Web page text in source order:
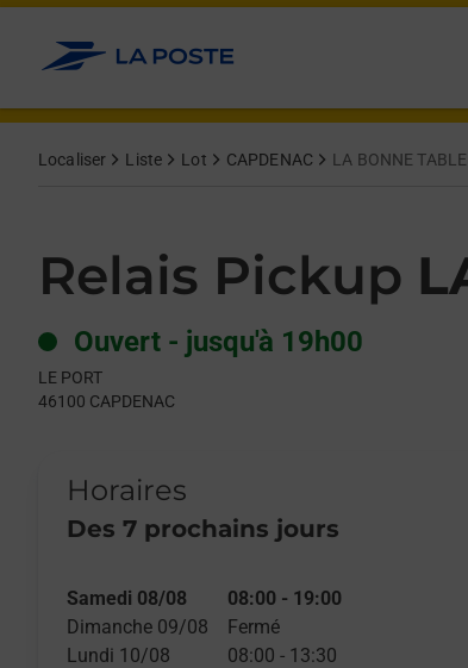
Allez au contenu
Localiser Liste Lot CAPDENAC LA BONNE
Relais Pickup
Ouvert - jusqu'à 19h00
LE PORT
46100 CAPDENAC
Horaires
Des 7 prochains jours
Day of the WeekHours
Samedi 08/08 08:00 - 19:00
Dimanche 09/08
Fermé
Lundi 10/08
08:00 - 13:30
Get directions to Relais Pickup at LE PORT CAPDENAC,
lien s'ouvre dans un nouvel onglet